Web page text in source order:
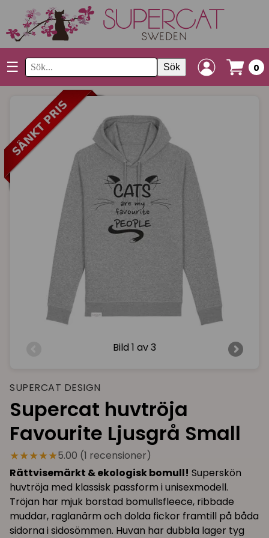
☰ Sök 0
Bild 1 av 3
SUPERCAT DESIGN
Supercat huvtröja
Favourite Ljusgrå Small
★★★★★5.00 (1 recensioner)
Rättvisemärkt & ekologisk bomull! Superskön
huvtröja med klassisk passform i unisexmodell.
Tröjan har mjuk borstad bomullsfleece, ribbade
muddar, raglanärm och dolda fickor framtill på båda
sidorna i sidosömmen. Huvan har dubbla lager tyg